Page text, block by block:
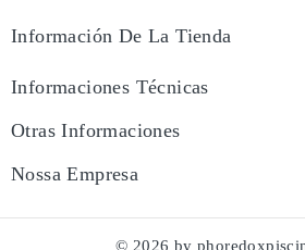
Información De La Tienda
Informaciones Técnicas
Otras Informaciones
Nossa Empresa
© 2026 by